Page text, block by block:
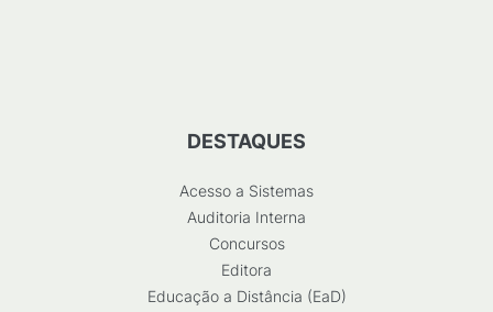
DESTAQUES
Acesso a Sistemas
Auditoria Interna
Concursos
Editora
Educação a Distância (EaD)